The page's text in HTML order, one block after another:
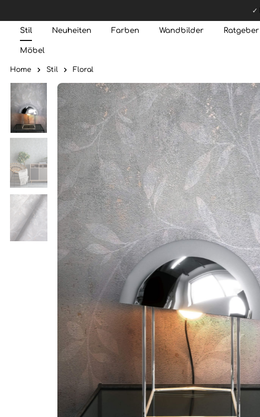
Stil Neuheiten Farben Wandbilder Ratgeber
Möbel
Home Stil Floral